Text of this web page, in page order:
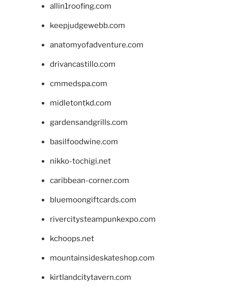
allin1roofing.com
keepjudgewebb.com
anatomyofadventure.com
drivancastillo.com
cmmedspa.com
midletontkd.com
gardensandgrills.com
basilfoodwine.com
nikko-tochigi.net
caribbean-corner.com
bluemoongiftcards.com
rivercitysteampunkexpo.com
kchoops.net
mountainsideskateshop.com
kirtlandcitytavern.com